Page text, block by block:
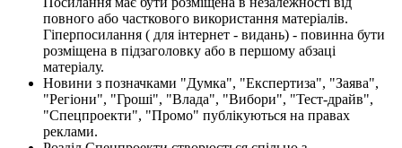
повного або часткового використання матеріалів.
Гіперпосилання ( для інтернет - видань) - повинна бути
розміщена в підзаголовку або в першому абзаці
матеріалу.
Новини з позначками "Думка", "Експертиза", "Заява",
"Регіони", "Гроші", "Влада", "Вибори", "Тест-драйв",
"Спецпроекти", "Промо" публікуються на правах
реклами.